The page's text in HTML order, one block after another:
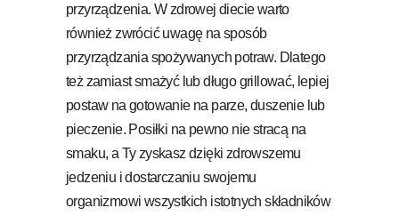
przyrządzenia. W zdrowej diecie warto
również zwrócić uwagę na sposób
przyrządzania spożywanych potraw. Dlatego
też zamiast smażyć lub długo grillować, lepiej
postaw na gotowanie na parze, duszenie lub
pieczenie. Posiłki na pewno nie stracą na
smaku, a Ty zyskasz dzięki zdrowszemu
jedzeniu i dostarczaniu swojemu
organizmowi wszystkich istotnych składników